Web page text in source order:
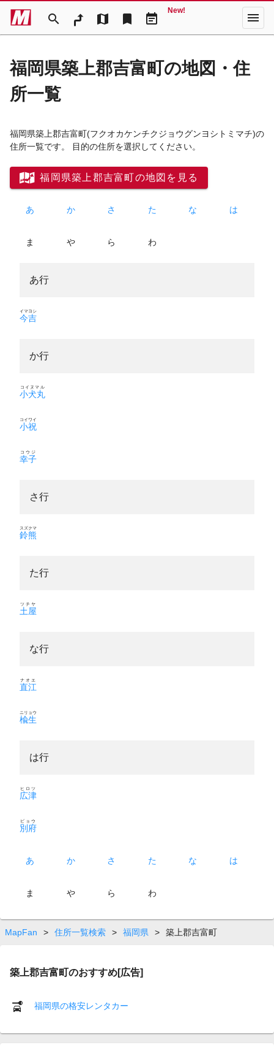
search map bookmark event_note
New! menu
福岡県築上郡吉富町の地図・住
所一覧
福岡県築上郡吉富町(フクオカケンチクジョウグンヨシトミマチ)の
住所一覧です。 目的の住所を選択してください。
福岡県築上郡吉富町の地図を見る
あ か さ た な は
ま や ら わ
あ行
今吉
イマヨシ
か行
小犬丸
コイヌマル
小祝
コイワイ
幸子
コウジ
さ行
鈴熊
スズクマ
た行
土屋
ツチヤ
な行
直江
ナオエ
楡生
ニリョウ
は行
広津
ヒロツ
別府
ビョウ
あ か さ た な は
ま や ら わ
MapFan > 住所一覧検索 > 福岡県 > 築上郡吉富町
築上郡吉富町のおすすめ[広告]
福岡県の格安レンタカー